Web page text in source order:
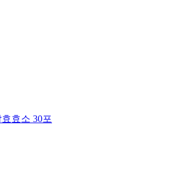
효소 30포